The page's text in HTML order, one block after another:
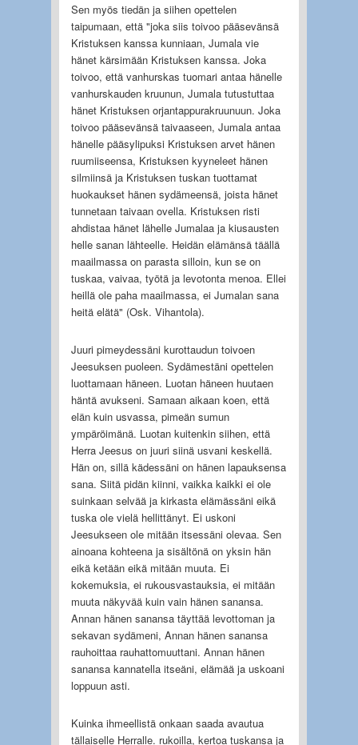
Sen myös tiedän ja siihen opettelen
taipumaan, että "joka siis toivoo pääsevänsä
Kristuksen kanssa kunniaan, Jumala vie
hänet kärsimään Kristuksen kanssa. Joka
toivoo, että vanhurskas tuomari antaa hänelle
vanhurskauden kruunun, Jumala tutustuttaa
hänet Kristuksen orjantappurakruunuun. Joka
toivoo pääsevänsä taivaaseen, Jumala antaa
hänelle pääsylipuksi Kristuksen arvet hänen
ruumiiseensa, Kristuksen kyyneleet hänen
silmiinsä ja Kristuksen tuskan tuottamat
huokaukset hänen sydämeensä, joista hänet
tunnetaan taivaan ovella. Kristuksen risti
ahdistaa hänet lähelle Jumalaa ja kiusausten
helle sanan lähteelle. Heidän elämänsä täällä
maailmassa on parasta silloin, kun se on
tuskaa, vaivaa, työtä ja levotonta menoa. Ellei
heillä ole paha maailmassa, ei Jumalan sana
heitä elätä" (Osk. Vihantola).
Juuri pimeydessäni kurottaudun toivoen
Jeesuksen puoleen. Sydämestäni opettelen
luottamaan häneen. Luotan häneen huutaen
häntä avukseni. Samaan aikaan koen, että
elän kuin usvassa, pimeän sumun
ympäröimänä. Luotan kuitenkin siihen, että
Herra Jeesus on juuri siinä usvani keskellä.
Hän on, sillä kädessäni on hänen lapauksensa
sana. Siitä pidän kiinni, vaikka kaikki ei ole
suinkaan selvää ja kirkasta elämässäni eikä
tuska ole vielä hellittänyt. Ei uskoni
Jeesukseen ole mitään itsessäni olevaa. Sen
ainoana kohteena ja sisältönä on yksin hän
eikä ketään eikä mitään muuta. Ei
kokemuksia, ei rukousvastauksia, ei mitään
muuta näkyvää kuin vain hänen sanansa.
Annan hänen sanansa täyttää levottoman ja
sekavan sydämeni, Annan hänen sanansa
rauhoittaa rauhattomuuttani. Annan hänen
sanansa kannatella itseäni, elämää ja uskoani
loppuun asti.
Kuinka ihmeellistä onkaan saada avautua
tällaiselle Herralle. rukoilla, kertoa tuskansa ja